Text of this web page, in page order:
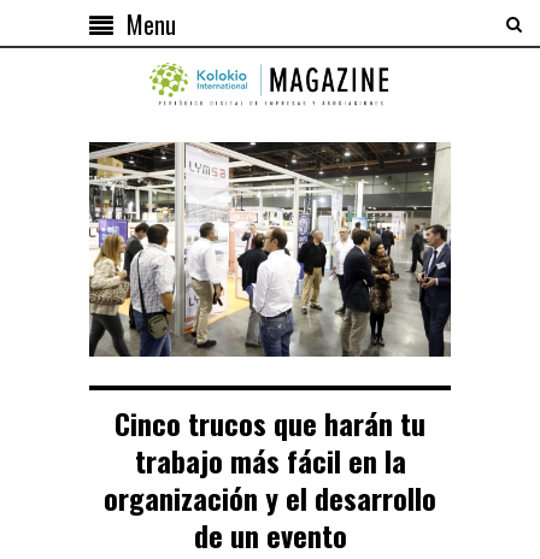
Menu
Cinco trucos que harán tu
trabajo más fácil en la
organización y el desarrollo
de un evento